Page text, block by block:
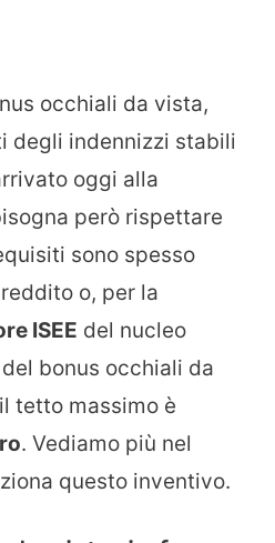
occhiali da vista,
degli indennizzi stabili
oggi alla
però rispettare
sono spesso
o, per la
ISEE del nucleo
bonus occhiali da
tetto massimo è
. Vediamo più nel
questo inventivo.